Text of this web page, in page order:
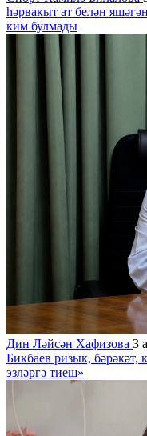
һәрвакыт ат белән
ким булмады
Дин Ләйсән Хафизова 3
Бикбаев ризык, бәрәкәт,
эзләргә тиеш»